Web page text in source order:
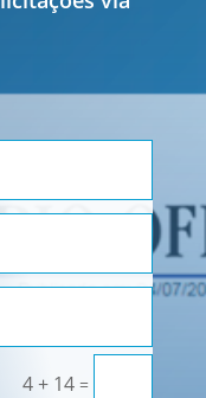
4 + 14 =